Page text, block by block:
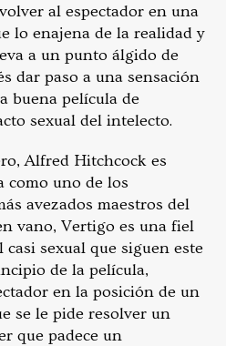
al espectador en una
lo enajena de la realidad y
a un punto álgido de
dar paso a una sensación
buena película de
sexual del intelecto.
Alfred Hitchcock es
como uno de los
avezados maestros del
vano, Vertigo es una fiel
sexual que siguen este
de la película,
en la posición de un
se le pide resolver un
que padece un